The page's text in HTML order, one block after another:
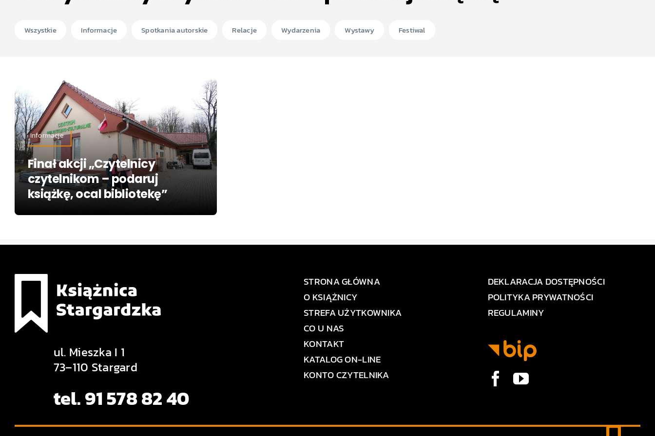
Wszystkie Informacje Spotkania autorskie Relacje Wydarzenia Wystawy Festiwal
Informacje
Finał akcji „Czytelnicy
czytelnikom – podaruj
książkę, ocal bibliotekę”
ul. Mieszka I 1
73–110 Stargard
tel. 91 578 82 40
STRONA GŁÓWNA
O KSIĄŻNICY
STREFA UŻYTKOWNIKA
CO U NAS
KONTAKT
KATALOG ON-LINE
KONTO CZYTELNIKA
DEKLARACJA DOSTĘPNOŚCI
POLITYKA PRYWATNOŚCI
REGULAMINY